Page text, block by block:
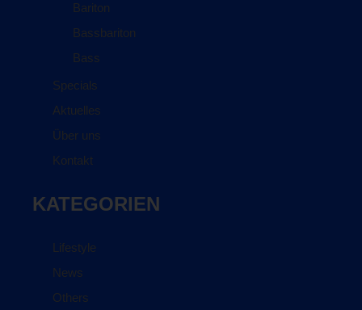
Bariton
Bassbariton
Bass
Specials
Aktuelles
Über uns
Kontakt
KATEGORIEN
Lifestyle
News
Others